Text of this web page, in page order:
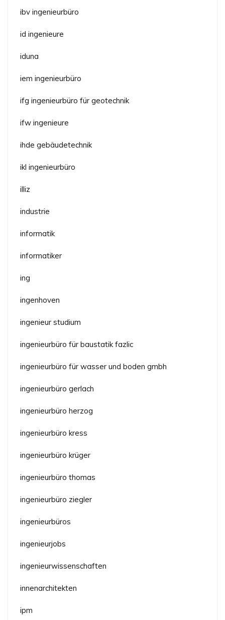
ibv ingenieurbüro
id ingenieure
iduna
iem ingenieurbüro
ifg ingenieurbüro für geotechnik
ifw ingenieure
ihde gebäudetechnik
ikl ingenieurbüro
illiz
industrie
informatik
informatiker
ing
ingenhoven
ingenieur studium
ingenieurbüro für baustatik fazlic
ingenieurbüro für wasser und boden gmbh
ingenieurbüro gerlach
ingenieurbüro herzog
ingenieurbüro kress
ingenieurbüro krüger
ingenieurbüro thomas
ingenieurbüro ziegler
ingenieurbüros
ingenieurjobs
ingenieurwissenschaften
innenarchitekten
ipm